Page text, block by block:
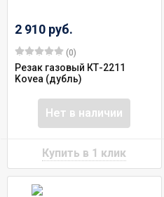
2 910 руб.
(0)
Резак газовый КТ-2211
Kovea (дубль)
Нет в наличии